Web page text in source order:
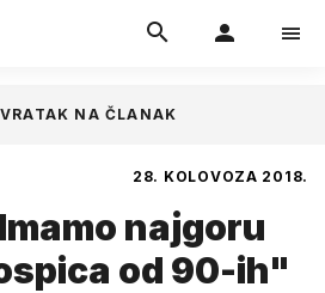
28. KOLOVOZA 2018.
najgoru
od 90-ih"
NA ČLANAK